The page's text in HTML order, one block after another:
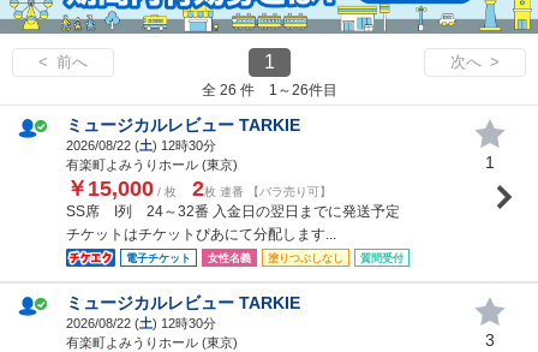
< 前へ 1 次へ >
全 26 件 1～26件目
ミュージカルレビュー TARKIE
2026/08/22 (土) 12時30分
有楽町よみうりホール (東京)
￥15,000 / 枚 2枚 連番 【バラ売り可】
SS席 I列 24～32番 入金日の翌日までに発送予定
チケットはチケットぴあにて分配します...
電子チケット 女性名義 塗りつぶしなし 質問受付
1
ミュージカルレビュー TARKIE
2026/08/22 (土) 12時30分
有楽町よみうりホール (東京)
3